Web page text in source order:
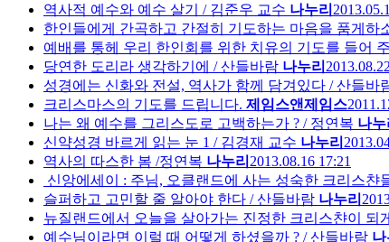
역사적 예수와 예수 살기 / 김준우 교수 나누리
한인들에게 간곡하고 간절히 기도하는 마음을 품게하
예배를 통헤 우리 한인회를 위한 치유의 기도를 들어
당연한 도리라 생각하기에 / 산들바람 나누리
성경에는 신화와 전설, 역사가 함께 담겨있다 / 산들바
크리스마스의 기도를 드립니다. 제임스앤제임스
나는 왜 예수를 그리스도로 고백하는가 ? / 정연복 나누
신약성경 바르게 읽는 눈 1 / 김경재 교수 나누리
역사의 따스한 봄 /정연복 나누리 2013.08.16 17:21
신앙에세이 : 주님, 오클랜드에 사는 성숙한 크리스챤
슬퍼하고 고민할 줄 알아야 한다 / 산들바람 나누리
뉴질랜드에서 오늘을 살아가는 진정한 크리스챤이 되
예수님이라면 이럴 때 어떻게 하셨을까 ? / 산들바람 나